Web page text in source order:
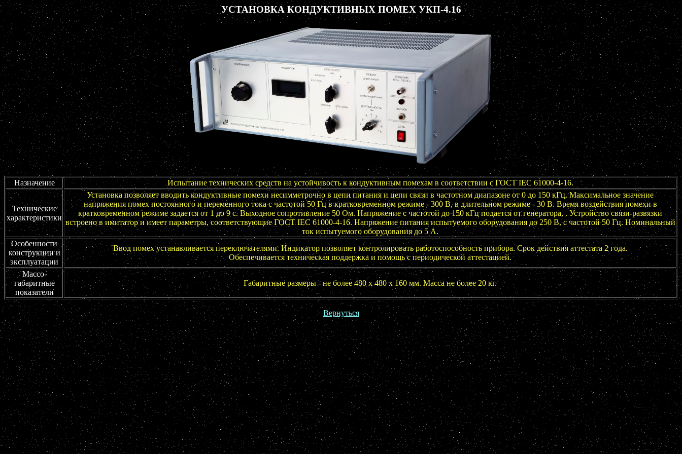
УСТАНОВКА КОНДУКТИВНЫХ ПОМЕХ УКП-4.16
Назначение Испытание технических средств на устойчивость к кондуктивным помехам в соответствии с ГОСТ IEC 61000-4-16.
Технические
характеристики
Установка позволяет вводить кондуктивные помехи несимметрочно в цепи питания и цепи связи в частотном диапазоне от 0 до 150 кГц. Максимальное значение
напряжения помех постоянного и переменного тока с частотой 50 Гц в кратковременном режиме - 300 В, в длительном режиме - 30 В. Время воздействия помехи в
кратковременном режиме задается от 1 до 9 с. Выходное сопротивление 50 Ом. Напряжение с частотой до 150 кГц подается от генератора, . Устройство связи-развязки
встроено в имитатор и имеет параметры, соответствующие ГОСТ IEC 61000-4-16. Напряжение питания испытуемого оборудования до 250 В, с частотой 50 Гц. Номинальный
ток испытуемого оборудования до 5 А.
Особенности
конструкции и
эксплуатации
Ввод помех устанавливается переключателями. Индикатор позволяет контролировать работоспособность прибора. Срок действия аттестата 2 года.
Обеспечивается техническая поддержка и помощь с периодической аттестацией.
Массо-
габаритные
показатели
Габаритные размеры - не более 480 х 480 х 160 мм. Масса не более 20 кг.
Вернуться